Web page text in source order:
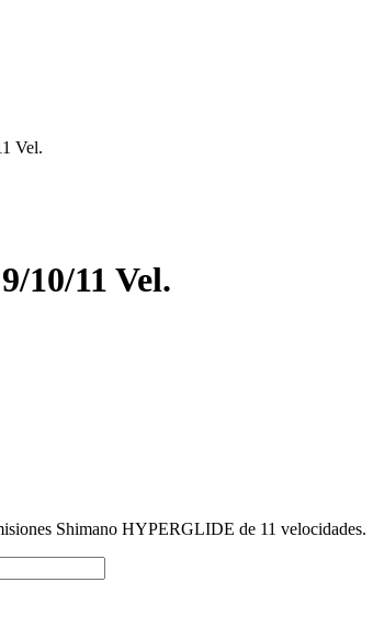
Vel.
10/11 Vel.
Shimano HYPERGLIDE de 11 velocidades.